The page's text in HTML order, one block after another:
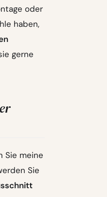
oder
haben,
gerne
Sie meine
Sie